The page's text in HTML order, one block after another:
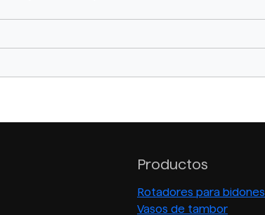
Productos
Rotadores para bidones
Vasos de tambor